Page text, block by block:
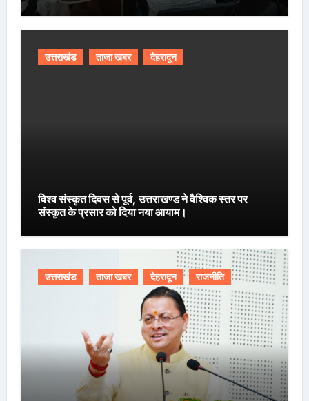
उत्तराखंड ताजा खबर देहरादून
विश्व संस्कृत दिवस से पूर्व, उत्तराखण्ड ने वैश्विक स्तर पर
संस्कृत के प्रसार को दिया नया आयाम।
उत्तराखंड ताजा खबर देहरादून राजनीति